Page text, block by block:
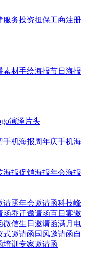
服务投资担保工商注册
素材手绘海报节日海报
演绎 片头
手机海报周年庆手机海
海报促销海报年会海报
请函年会邀请函科技峰
函乔迁邀请函百日宴邀
微信生日邀请函满月电
式邀请函国风邀请函自
培训专家邀请函